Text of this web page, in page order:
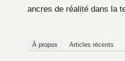
ancres de réalité dans la
À propos Articles récents